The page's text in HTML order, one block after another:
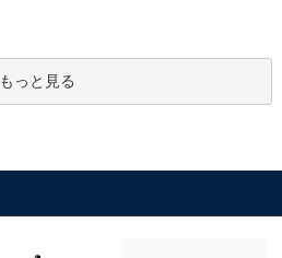
もっと見る